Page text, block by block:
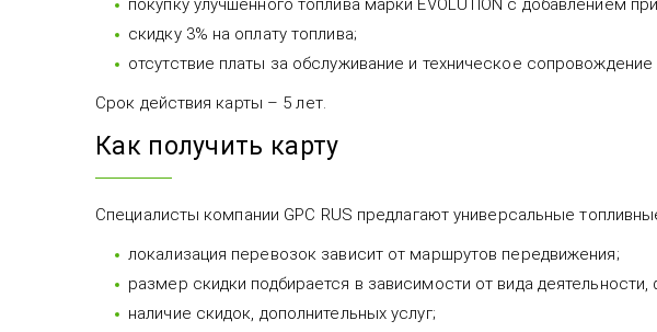
покупку улучшенного топлива марки EVOLUTION с добавлением
скидку 3% на оплату топлива;
отсутствие платы за обслуживание и техническое сопровождение
Срок действия карты – 5 лет.
Как получить карту
Специалисты компании GPC RUS предлагают универсальные
локализация перевозок зависит от маршрутов передвижения;
размер скидки подбирается в зависимости от вида
наличие скидок, дополнительных услуг;